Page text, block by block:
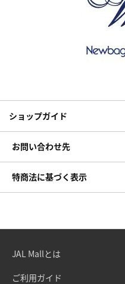
ショップガイド
お問い合わせ先
特商法に基づく表示
JAL Mallとは
ご利用ガイド